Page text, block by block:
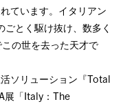
ています。イタリアン
とく駆け抜け、数多く
の世を去った天才で
ソリューション『Total
展「Italy：The